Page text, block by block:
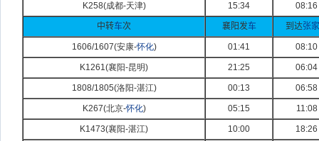
K258(成都-天津) 15:34 08:16
中转车次 襄阳发车 到达张
1606/1607(安康-怀化) 01:41 08:10
K1261(襄阳-昆明) 21:25 06:04
1808/1805(洛阳-湛江) 00:13 06:58
K267(北京-怀化) 05:15 11:08
K1473(襄阳-湛江) 10:00 18:26